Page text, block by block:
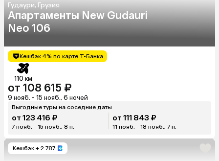
Гудаури, Грузия
Апартаменты New Gudauri
Neo 106
Кешбэк 4% по карте Т-Банка
110 км
от 108 615 ₽
9 нояб. - 15 нояб., 6 ночей
Выгодные туры на соседние даты
от 123 416 ₽
7 нояб. - 15 нояб., 8 н.
от 111 843 ₽
11 нояб. - 18 нояб., 7 н.
Кешбэк + 2 787